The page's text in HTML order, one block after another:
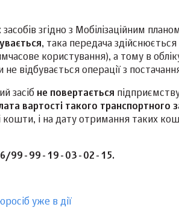
згідно з Мобілізаційним
, така передача
користування), а тому в
не відбувається операції з
засіб не повертається
вартості такого транспортного
і на дату отримання таких
6/99-99-19-03-02-15.
уже в дії